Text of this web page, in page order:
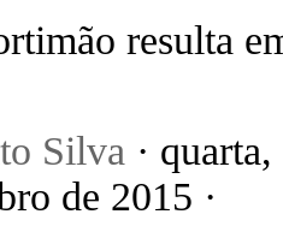
resulta
Silva · quarta,
de 2015 ·